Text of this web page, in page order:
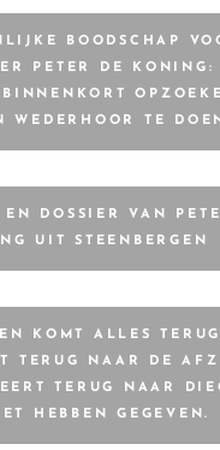
BOODSCHAP
PETER DE KONING:
WEDERHOOR TE
DOSSIER VAN
UIT STEENBERGEN
KOMT ALLES
TERUG NAAR DE
TERUG NAAR
HEBBEN GEGEVEN.